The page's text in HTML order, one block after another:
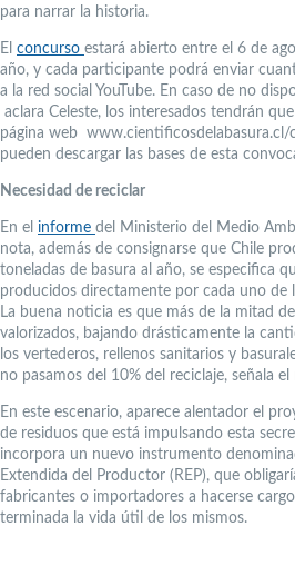
para narrar la historia.
El concurso estará abierto entre el 6 de
año, y cada participante podrá enviar
a la red social YouTube. En caso de no
aclara Celeste, los interesados tendrán
página web www.cientificosdelabasura.cl/
pueden descargar las bases de esta
Necesidad de reciclar
En el informe del Ministerio del Medio
nota, además de consignarse que Chile
toneladas de basura al año, se especifica
producidos directamente por cada uno de
La buena noticia es que más de la mitad
valorizados, bajando drásticamente la
los vertederos, rellenos sanitarios y
no pasamos del 10% del reciclaje, señala
En este escenario, aparece alentador el
de residuos que está impulsando esta
incorpora un nuevo instrumento
Extendida del Productor (REP), que
fabricantes o importadores a hacerse
terminada la vida útil de los mismos.